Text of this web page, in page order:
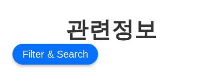
관련정보
Filter